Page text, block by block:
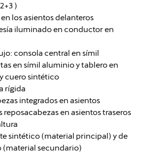
)
los asientos delanteros
iluminado en conductor en
consola central en símil
en símil aluminio y tablero en
cuero sintético
rígida
integrados en asientos
reposacabezas en asientos traseros
sintético (material principal) y de
(material secundario)